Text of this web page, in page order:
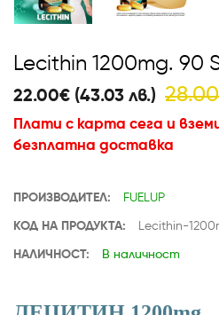
Lecithin 1200mg. 90
22.00€ (43.03 лв.)
Плати с карта сега и
безплатна доставка
ПРОИЗВОДИТЕЛ: FUELUP
КОД НА ПРОДУКТА: Lecithin-
НАЛИЧНОСТ: В наличност